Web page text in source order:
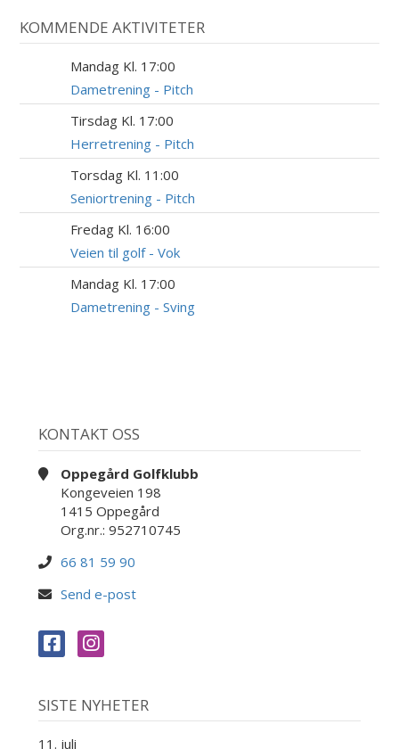
KOMMENDE AKTIVITETER
Mandag Kl. 17:00
Dametrening - Pitch
Tirsdag Kl. 17:00
Herretrening - Pitch
Torsdag Kl. 11:00
Seniortrening - Pitch
Fredag Kl. 16:00
Veien til golf - Vok
Mandag Kl. 17:00
Dametrening - Sving
KONTAKT OSS
Oppegård Golfklubb
Kongeveien 198
1415 Oppegård
Org.nr.: 952710745
66 81 59 90
Send e-post
SISTE NYHETER
11. juli